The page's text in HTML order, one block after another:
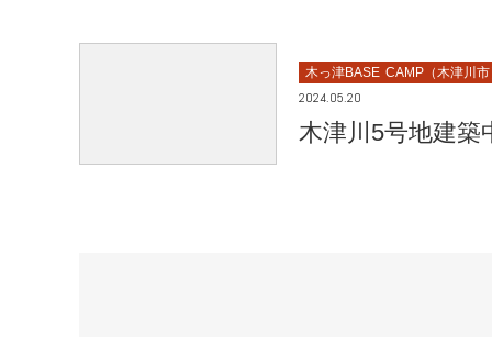
木っ津BASE CAMP（木津川市
2024.05.20
木津川5号地建築